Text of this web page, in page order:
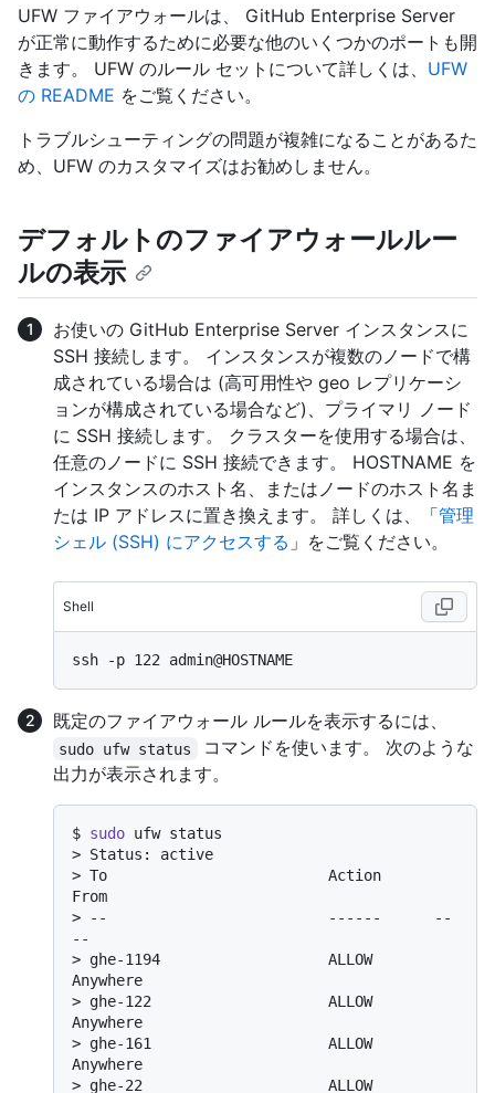
UFW ファイアウォールは、 GitHub Enterprise Server
が正常に動作するために必要な他のいくつかのポートも開
きます。 UFW のルール セットについて詳しくは、 UFW
の README をご覧ください。
トラブルシューティングの問題が複雑になることがあるた
め、UFW のカスタマイズはお勧めしません。
デフォルトのファイアウォールルー
ルの表示
お使いの GitHub Enterprise Server インスタンスに
SSH 接続します。 インスタンスが複数のノードで構
成されている場合は (高可用性や geo レプリケーシ
ョンが構成されている場合など)、プライマリ ノード
に SSH 接続します。 クラスターを使用する場合は、
任意のノードに SSH 接続できます。 HOSTNAME を
インスタンスのホスト名、またはノードのホスト名ま
たは IP アドレスに置き換えます。 詳しくは、「管理
シェル (SSH) にアクセスする 」をご覧ください。
Shell
既定のファイアウォール ルールを表示するには、
sudo ufw status
コマンドを使います。 次のような
出力が表示されます。
$ sudo ufw status
> Status: active
> To                         Action
From
>
--                         ------      --
--
> ghe-1194                   ALLOW
Anywhere
> ghe-122                    ALLOW
Anywhere
> ghe-161                    ALLOW
Anywhere
> ghe-22                     ALLOW